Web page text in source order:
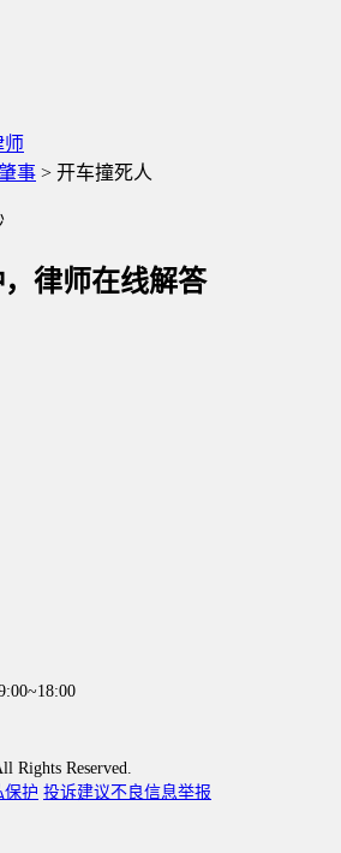
师
事 > 开车撞死人
律师在线解答
Rights Reserved.
保护 投诉建议不良信息举报